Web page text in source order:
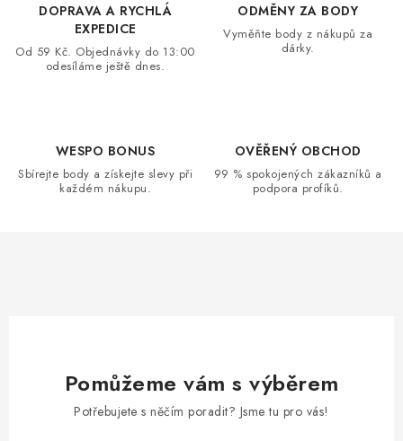
c
k
DOPRAVA A RYCHLÁ
EXPEDICE
Od 59 Kč. Objednávky do 13:00
odesíláme ještě dnes.
ODMĚNY ZA BODY
Vyměňte body z nákupů za
dárky.
WESPO BONUS
Sbírejte body a získejte slevy při
každém nákupu.
OVĚŘENÝ OBCHOD
99 % spokojených zákazníků a
podpora profíků.
Pomůžeme vám s výběrem
Potřebujete s něčím poradit? Jsme tu pro vás!